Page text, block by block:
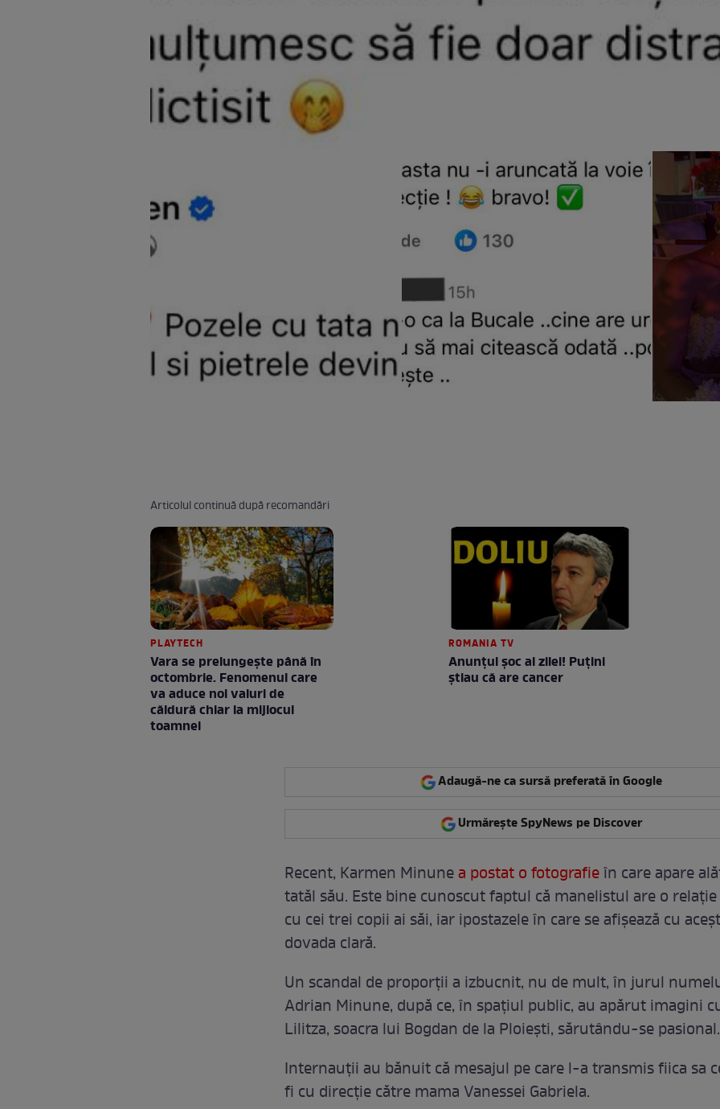
Articolul continuă după recomandări
PLAYTECH
Vara se prelungeşte până în
octombrie. Fenomenul care
va aduce noi valuri de
căldură chiar la mijlocul
toamnei
ROMANIA TV
Anunţul şoc al zilei! Puţini
ştiau că are cancer
Adaugă-ne ca sursă preferată în Google
Urmărește SpyNews pe Discover
Recent, Karmen Minunea postat o fotografieîn care apare
tatăl său. Este bine cunoscut faptul că manelistul are o
cu cei trei copii ai săi, iar ipostazele în care se afișează cu
dovada clară.
Un scandal de proporții a izbucnit, nu de mult, în jurul
Adrian Minune, după ce, în spațiul public, au apărut imagini
Lilitza, soacra lui Bogdan de la Ploiești, sărutându-se pasional.
Internauții au bănuit că mesajul pe care l-a transmis fiica sa
fi cu direcție către mama Vanessei Gabriela.